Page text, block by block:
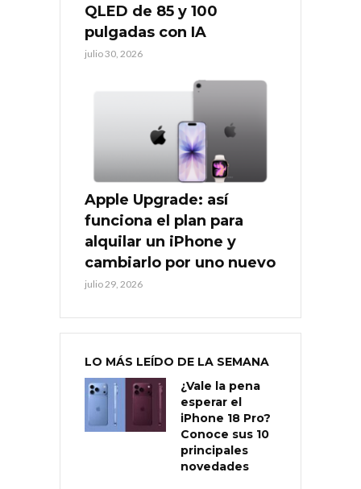
QLED de 85 y 100
pulgadas con IA
julio 30, 2026
Apple Upgrade: así
funciona el plan para
alquilar un iPhone y
cambiarlo por uno nuevo
julio 29, 2026
LO MÁS LEÍDO DE LA SEMANA
¿Vale la pena
esperar el
iPhone 18 Pro?
Conoce sus 10
principales
novedades